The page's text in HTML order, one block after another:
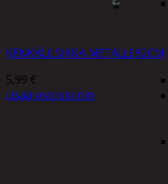
KENKÄLUSIKKA METALLI 82CM
5,99 €
Lisää ostoskoriin